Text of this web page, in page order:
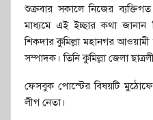
শুক্রবার সকালে নিজের
মাধ্যমে এই ইচ্ছার কথা
শিকদার কুমিল্লা মহানগর
সম্পাদক। তিনি কুমিল্লা জেলা
ফেসবুক পোস্টের বিষয়টি
লীগ নেতা।